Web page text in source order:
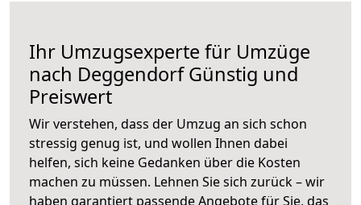
Ihr Umzugsexperte für Umzüge
nach DeggendorfGünstig und
Preiswert
Wir verstehen, dass der Umzug an sich schon
stressig genug ist, und wollen Ihnen dabei
helfen, sich keine Gedanken über die Kosten
machen zu müssen. Lehnen Sie sich zurück – wir
haben garantiert passende Angebote für Sie, das